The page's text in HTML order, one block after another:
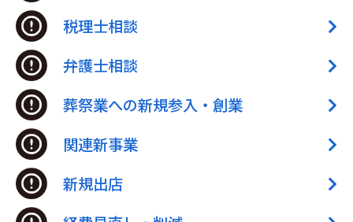
税理士相談
弁護士相談
葬祭業への新規参入・創業
関連新事業
新規出店